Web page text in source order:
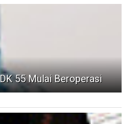
55 Mulai Beroperasi